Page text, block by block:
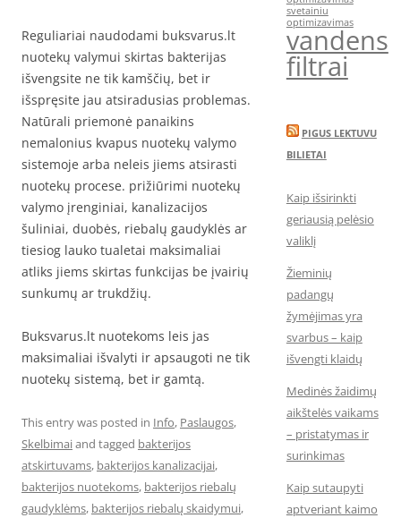
Reguliariai naudodami buksvarus.lt
nuotekų valymui skirtas bakterijas
išvengsite ne tik kamščių, bet ir
išspręsite jau atsiradusias problemas.
Natūrali priemonė panaikins
nemalonius kvapus nuotekų valymo
sistemoje arba neleis jiems atsirasti
nuotekų procese. prižiūrimi nuotekų
valymo įrenginiai, kanalizacijos
šuliniai, duobės, riebalų gaudyklės ar
tiesiog lauko tualetai maksimaliai
atliks jiems skirtas funkcijas be įvairių
sunkumų ar trukdžių.
Buksvarus.lt nuotekoms leis jas
maksimaliai išvalyti ir apsaugoti ne tik
nuotekų sistemą, bet ir gamtą.
This entry was posted in Info, Paslaugos,
Skelbimaiand tagged bakterijos
atskirtuvams, bakterijos kanalizacijai,
bakterijos nuotekoms, bakterijos riebalų
gaudyklėms, bakterijos riebalų skaidymui,
svetainiu
optimizavimas
vandens
filtrai
PIGUS LEKTUVU
BILIETAI
Kaip išsirinkti
geriausią pelėsio
valiklį
Žieminių
padangų
žymėjimas yra
svarbus – kaip
išvengti klaidų
Medinės žaidimų
aikštelės vaikams
– pristatymas ir
surinkimas
Kaip sutaupyti
aptveriant kaimo